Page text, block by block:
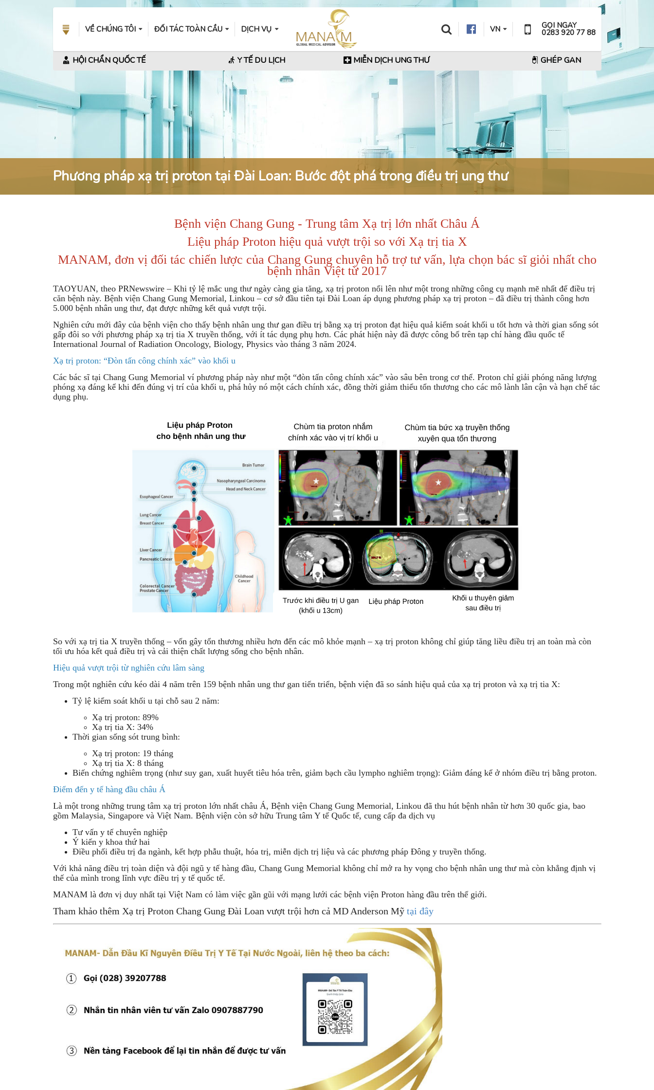
VỀ CHÚNG TÔI ĐỐI TÁC TOÀN CẦU DỊCH VỤ VN GỌI NGAY
0283 920 77 88
HỘI CHẨN QUỐC TẾ Y TẾ DU LỊCH MIỄN DỊCH UNG THƯ GHÉP GAN
Phương pháp xạ trị proton tại Đài Loan: Bước đột phá trong điều trị ung thư
Bệnh viện Chang Gung - Trung tâm Xạ trị lớn nhất Châu Á
Liệu pháp Proton hiệu quả vượt trội so với Xạ trị tia X
MANAM, đơn vị đối tác chiến lược của Chang Gung chuyên hỗ trợ tư vấn, lựa chọn bác sĩ giỏi nhất cho
bệnh nhân Việt từ 2017
TAOYUAN, theo PRNewswire – Khi tỷ lệ mắc ung thư ngày càng gia tăng, xạ trị proton nổi lên như một trong những công cụ mạnh mẽ nhất để điều trị
căn bệnh này. Bệnh viện Chang Gung Memorial, Linkou – cơ sở đầu tiên tại Đài Loan áp dụng phương pháp xạ trị proton – đã điều trị thành công hơn
5.000 bệnh nhân ung thư, đạt được những kết quả vượt trội.
Nghiên cứu mới đây của bệnh viện cho thấy bệnh nhân ung thư gan điều trị bằng xạ trị proton đạt hiệu quả kiểm soát khối u tốt hơn và thời gian sống sót
gấp đôi so với phương pháp xạ trị tia X truyền thống, với ít tác dụng phụ hơn. Các phát hiện này đã được công bố trên tạp chí hàng đầu quốc tế
International Journal of Radiation Oncology, Biology, Physics vào tháng 3 năm 2024.
Xạ trị proton: “Đòn tấn công chính xác” vào khối u
Các bác sĩ tại Chang Gung Memorial ví phương pháp này như một “đòn tấn công chính xác” vào sâu bên trong cơ thể. Proton chỉ giải phóng năng lượng
phóng xạ đáng kể khi đến đúng vị trí của khối u, phá hủy nó một cách chính xác, đồng thời giảm thiểu tổn thương cho các mô lành lân cận và hạn chế tác
dụng phụ.
So với xạ trị tia X truyền thống – vốn gây tổn thương nhiều hơn đến các mô khỏe mạnh – xạ trị proton không chỉ giúp tăng liều điều trị an toàn mà còn
tối ưu hóa kết quả điều trị và cải thiện chất lượng sống cho bệnh nhân.
Hiệu quả vượt trội từ nghiên cứu lâm sàng
Trong một nghiên cứu kéo dài 4 năm trên 159 bệnh nhân ung thư gan tiến triển, bệnh viện đã so sánh hiệu quả của xạ trị proton và xạ trị tia X:
Tỷ lệ kiểm soát khối u tại chỗ sau 2 năm:
Xạ trị proton: 89%
Xạ trị tia X: 34%
Thời gian sống sót trung bình:
Xạ trị proton: 19 tháng
Xạ trị tia X: 8 tháng
Biến chứng nghiêm trọng (như suy gan, xuất huyết tiêu hóa trên, giảm bạch cầu lympho nghiêm trọng): Giảm đáng kể ở nhóm điều trị bằng proton.
Điểm đến y tế hàng đầu châu Á
Là một trong những trung tâm xạ trị proton lớn nhất châu Á, Bệnh viện Chang Gung Memorial, Linkou đã thu hút bệnh nhân từ hơn 30 quốc gia, bao
gồm Malaysia, Singapore và Việt Nam. Bệnh viện còn sở hữu Trung tâm Y tế Quốc tế, cung cấp đa dịch vụ
Tư vấn y tế chuyên nghiệp
Ý kiến y khoa thứ hai
Điều phối điều trị đa ngành, kết hợp phẫu thuật, hóa trị, miễn dịch trị liệu và các phương pháp Đông y truyền thống.
Với khả năng điều trị toàn diện và đội ngũ y tế hàng đầu, Chang Gung Memorial không chỉ mở ra hy vọng cho bệnh nhân ung thư mà còn khẳng định vị
thế của mình trong lĩnh vực điều trị y tế quốc tế.
MANAM là đơn vị duy nhất tại Việt Nam có làm việc gần gũi với mạng lưới các bệnh viện Proton hàng đầu trên thế giới.
Tham khảo thêm Xạ trị Proton Chang Gung Đài Loan vượt trội hơn cả MD Anderson Mỹ tại đây